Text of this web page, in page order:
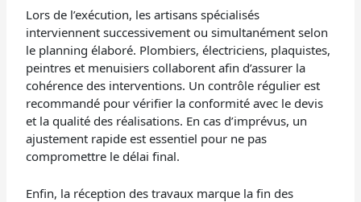
Lors de l’exécution, les artisans spécialisés
interviennent successivement ou simultanément selon
le planning élaboré. Plombiers, électriciens, plaquistes,
peintres et menuisiers collaborent afin d’assurer la
cohérence des interventions. Un contrôle régulier est
recommandé pour vérifier la conformité avec le devis
et la qualité des réalisations. En cas d’imprévus, un
ajustement rapide est essentiel pour ne pas
compromettre le délai final.
Enfin, la réception des travaux marque la fin des